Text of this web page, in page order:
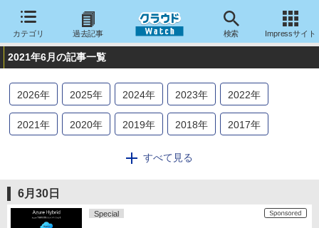
カテゴリ 過去記事 検索 Impressサイト
2021年6月の記事一覧
2026年 2025年 2024年 2023年 2022年
2021年 2020年 2019年 2018年 2017年
2014年 2013
2006年 年
すべて見る
6月30日
Special